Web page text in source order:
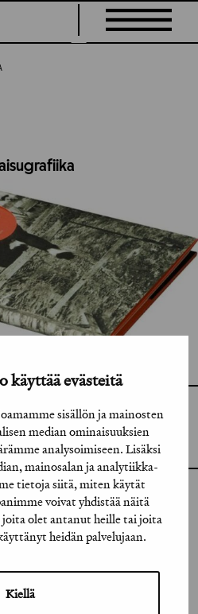
käyttää evästeitä
sisällön ja mainosten
median ominaisuuksien
analysoimiseen. Lisäksi
mainosalan ja analytiikka-
tietoja siitä, miten käytät
voivat yhdistää näitä
olet antanut heille tai joita
heidän palvelujaan.
Kiellä
/ tahot:
GRAFIA RY
GRAFIA(AT)GRAFIA.FI
UUDENMAANKATU 11 B 9,
VIMEO